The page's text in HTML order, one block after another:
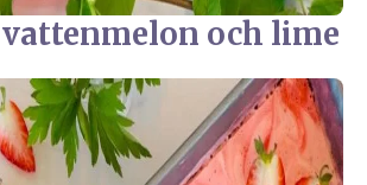
vattenmelon och lime